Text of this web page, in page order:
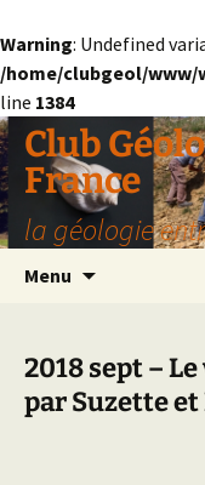
Warning: Undefined
/home/clubgeol/
line 1384
Aller
au
contenu
Club
France
la géologie
Menu
2018 sept –
par Suzette